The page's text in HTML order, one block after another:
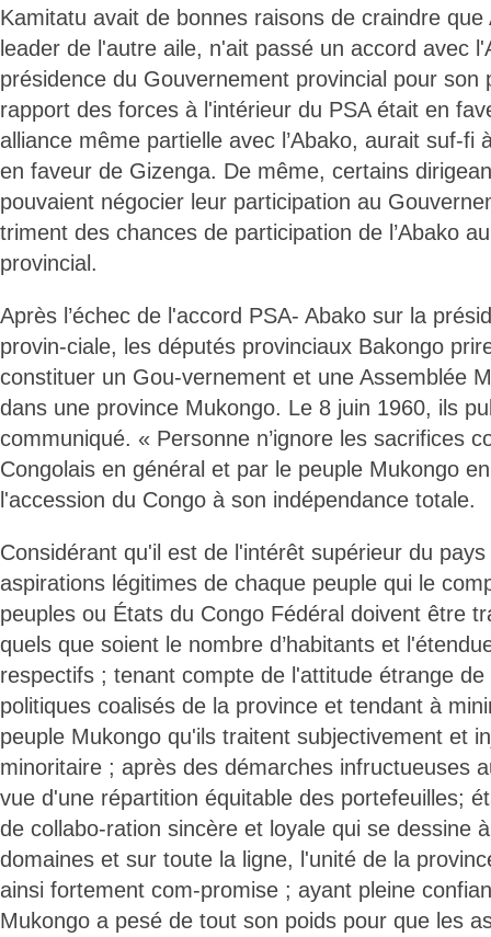
Kamitatu avait de bonnes raisons de craindre que
leader de l'autre aile, n'ait passé un accord avec
présidence du Gouvernement provincial pour son
rapport des forces à l'intérieur du PSA était en
alliance même partielle avec l’Abako, aurait suf-fi
en faveur de Gizenga. De même, certains
pouvaient négocier leur participation au
triment des chances de participation de l’Abako
provincial.
Après l’échec de l'accord PSA- Abako sur la
provin-ciale, les députés provinciaux Bakongo
constituer un Gou-vernement et une Assemblée
dans une province Mukongo. Le 8 juin 1960, ils
communiqué. « Personne n’ignore les sacrifices
Congolais en général et par le peuple Mukongo
l'accession du Congo à son indépendance totale.
Considérant qu'il est de l'intérêt supérieur du
aspirations légitimes de chaque peuple qui le
peuples ou États du Congo Fédéral doivent être
quels que soient le nombre d’habitants et
respectifs ; tenant compte de l'attitude étrange
politiques coalisés de la province et tendant à
peuple Mukongo qu'ils traitent subjectivement et
minoritaire ; après des démarches infructueuses
vue d'une répartition équitable des portefeuilles;
de collabo-ration sincère et loyale qui se dessine
domaines et sur toute la ligne, l'unité de la
ainsi fortement com-promise ; ayant pleine
Mukongo a pesé de tout son poids pour que les